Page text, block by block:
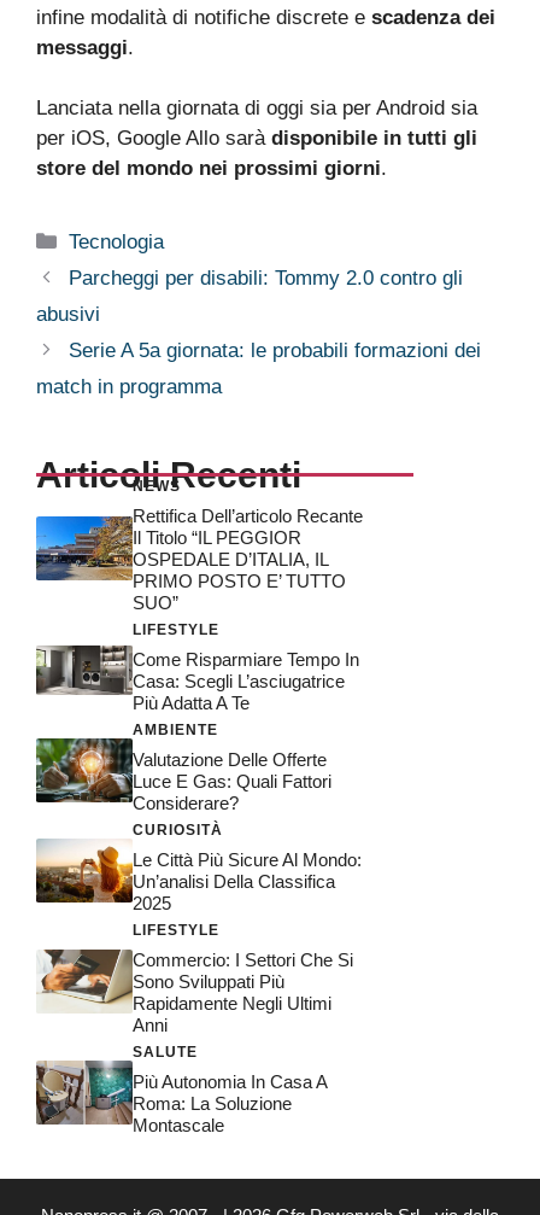
infine modalità di notifiche discrete e scadenza dei
messaggi.
Lanciata nella giornata di oggi sia per Android sia
per iOS, Google Allo sarà disponibile in tutti gli
store del mondo nei prossimi giorni.
Categorie
Tecnologia
Parcheggi per disabili: Tommy 2.0 contro gli
abusivi
Serie A 5a giornata: le probabili formazioni dei
match in programma
Articoli Recenti
NEWS
Rettifica Dell’articolo Recante
Il Titolo “IL PEGGIOR
OSPEDALE D’ITALIA, IL
PRIMO POSTO E’ TUTTO
SUO”
LIFESTYLE
Come Risparmiare Tempo In
Casa: Scegli L’asciugatrice
Più Adatta A Te
AMBIENTE
Valutazione Delle Offerte
Luce E Gas: Quali Fattori
Considerare?
CURIOSITÀ
Le Città Più Sicure Al Mondo:
Un’analisi Della Classifica
2025
LIFESTYLE
Commercio: I Settori Che Si
Sono Sviluppati Più
Rapidamente Negli Ultimi
Anni
SALUTE
Più Autonomia In Casa A
Roma: La Soluzione
Montascale